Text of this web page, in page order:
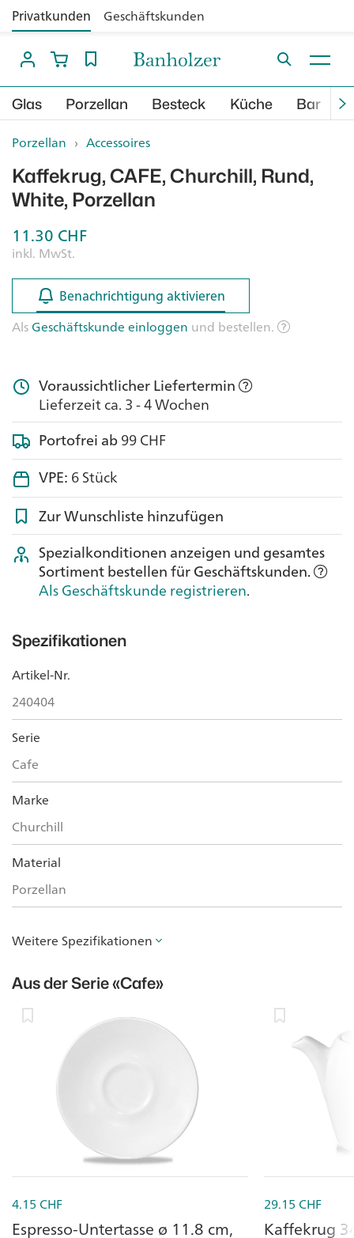
Privatkunden Geschäftskunden
Glas Porzellan Besteck Küche Bar
Porzellan › Accessoires
Kaffekrug, CAFE, Churchill, Rund,
White, Porzellan
11.30 CHF
inkl. MwSt.
Benachrichtigung aktivieren
Benachrichtigung aktivieren
AlsGeschäftskunde einloggen und bestellen.
Voraussichtlicher Liefertermin
Lieferzeit ca. 3 - 4 Wochen
Portofrei ab99 CHF
VPE:6 Stück
Zur Wunschliste hinzufügen
Spezialkonditionen anzeigen und gesamtes
Sortiment bestellen für Geschäftskunden.
Als Geschäftskunde registrieren.
Spezifikationen
Artikel-Nr.
240404
Serie
Cafe
Marke
Churchill
Material
Porzellan
Weitere Spezifikationen
Aus der Serie«Cafe»
4.15 CHF
Espresso-Untertasse ø 11.8 cm,
29.15 CHF
Kaffekrug